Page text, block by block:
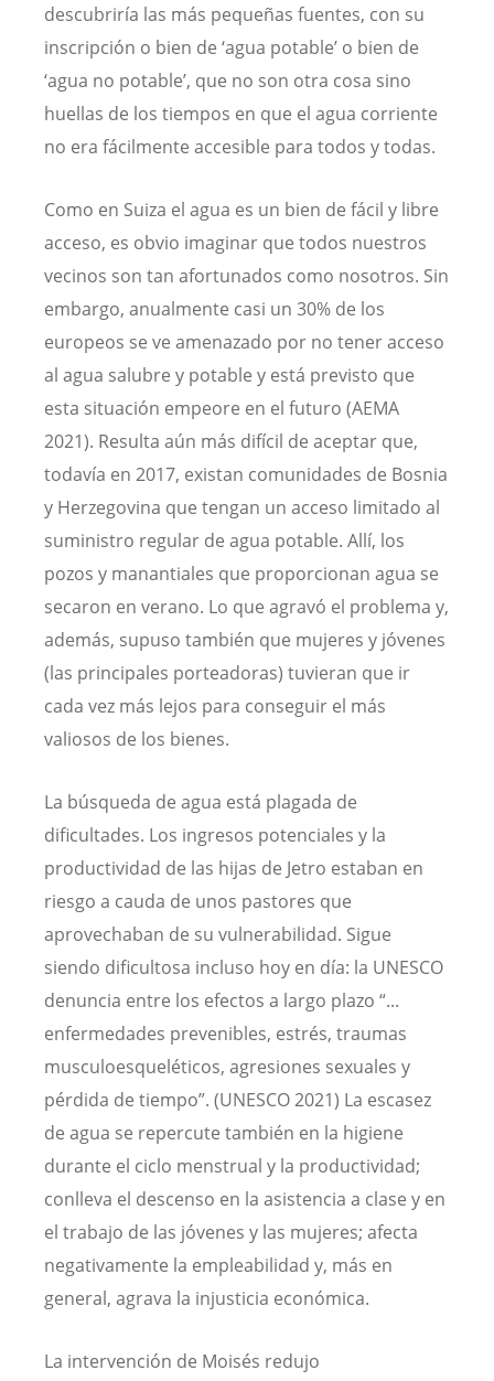
descubriría las más pequeñas fuentes, con su
inscripción o bien de ‘agua potable’ o bien de
‘agua no potable’, que no son otra cosa sino
huellas de los tiempos en que el agua corriente
no era fácilmente accesible para todos y todas.
Como en Suiza el agua es un bien de fácil y libre
acceso, es obvio imaginar que todos nuestros
vecinos son tan afortunados como nosotros. Sin
embargo, anualmente casi un 30% de los
europeos se ve amenazado por no tener acceso
al agua salubre y potable y está previsto que
esta situación empeore en el futuro (AEMA
2021). Resulta aún más difícil de aceptar que,
todavía en 2017, existan comunidades de Bosnia
y Herzegovina que tengan un acceso limitado al
suministro regular de agua potable. Allí, los
pozos y manantiales que proporcionan agua se
secaron en verano. Lo que agravó el problema y,
además, supuso también que mujeres y jóvenes
(las principales porteadoras) tuvieran que ir
cada vez más lejos para conseguir el más
valiosos de los bienes.
La búsqueda de agua está plagada de
dificultades. Los ingresos potenciales y la
productividad de las hijas de Jetro estaban en
riesgo a cauda de unos pastores que
aprovechaban de su vulnerabilidad. Sigue
siendo dificultosa incluso hoy en día: la UNESCO
denuncia entre los efectos a largo plazo “...
enfermedades prevenibles, estrés, traumas
musculoesqueléticos, agresiones sexuales y
pérdida de tiempo”. (UNESCO 2021) La escasez
de agua se repercute también en la higiene
durante el ciclo menstrual y la productividad;
conlleva el descenso en la asistencia a clase y en
el trabajo de las jóvenes y las mujeres; afecta
negativamente la empleabilidad y, más en
general, agrava la injusticia económica.
La intervención de Moisés redujo